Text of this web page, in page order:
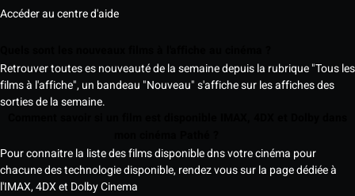
Accéder au centre d'aide
Retrouver toutes es nouveauté de la semaine depuis la rubrique "Tous les
films à l'affiche", un bandeau "Nouveau" s'affiche sur les affiches des
sorties de la semaine.
Pour connaitre la liste des films disponible dns votre cinéma pour
chacune des technologie disponible, rendez vous sur la page dédiée à
l'IMAX, 4DX et Dolby Cinema